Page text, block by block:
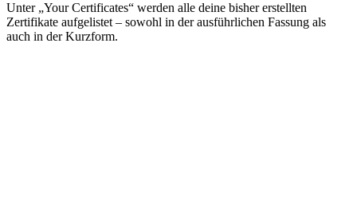
Unter „Your Certificates“ werden alle deine bisher erstellten
Zertifikate aufgelistet – sowohl in der ausführlichen Fassung als
auch in der Kurzform.